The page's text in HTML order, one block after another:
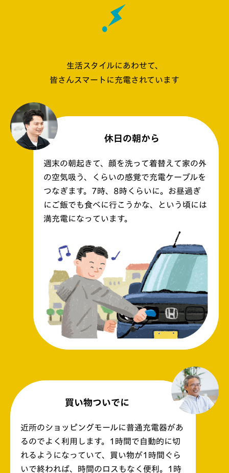
生活スタイルにあわせて、
皆さんスマートに充電されています
休日の朝から
週末の朝起きて、顔を洗って着替えて家の外
の空気吸う、くらいの感覚で充電ケーブルを
つなぎます。7時、8時くらいに。お昼過ぎ
にご飯でも食べに行こうかな、という頃には
満充電になっています。
買い物ついでに
近所のショッピングモールに普通充電器があ
るのでよく利用します。1時間で自動的に切
れるようになっていて、買い物が1時間ぐら
いで終われば、時間のロスもなく便利。1時